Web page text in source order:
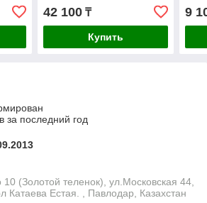
42 100₸
Купить
9
за последний год
10 (Золотой теленок), ул.Московская 44,
Катаева Естая. , Павлодар, Казахстан